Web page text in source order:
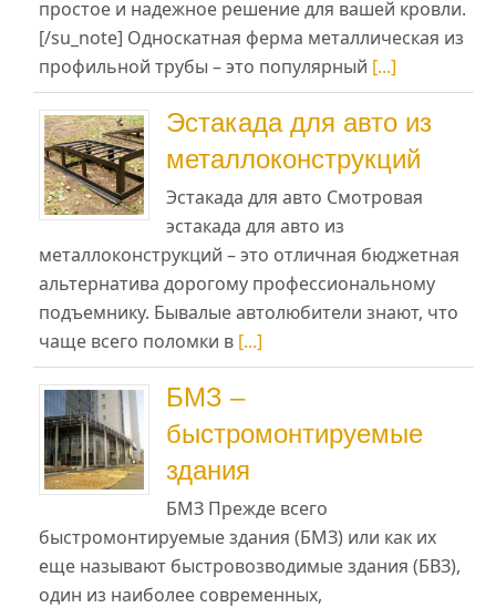
простое и надежное решение для вашей кровли.
[/su_note] Односкатная ферма металлическая из
профильной трубы – это популярный [...]
Эстакада для авто из
металлоконструкций
Эстакада для авто Смотровая
эстакада для авто из
металлоконструкций – это отличная бюджетная
альтернатива дорогому профессиональному
подъемнику. Бывалые автолюбители знают, что
чаще всего поломки в [...]
БМЗ –
быстромонтируемые
здания
БМЗ Прежде всего
быстромонтируемые здания (БМЗ) или как их
еще называют быстровозводимые здания (БВЗ),
один из наиболее современных,